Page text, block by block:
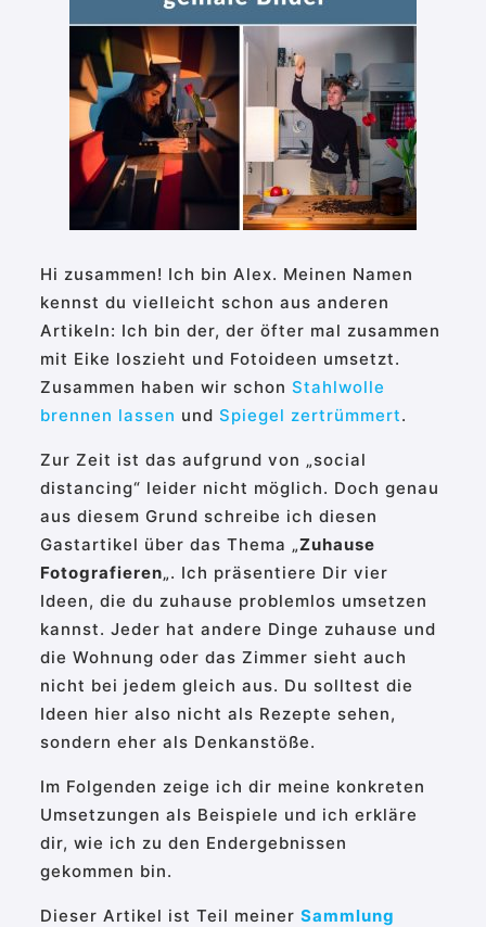
Hi zusammen! Ich bin Alex. Meinen Namen
kennst du vielleicht schon aus anderen
Artikeln: Ich bin der, der öfter mal zusammen
mit Eike loszieht und Fotoideen umsetzt.
Zusammen haben wir schon Stahlwolle
brennen lassen und Spiegel zertrümmert.
Zur Zeit ist das aufgrund von „social
distancing“ leider nicht möglich. Doch genau
aus diesem Grund schreibe ich diesen
Gastartikel über das Thema „Zuhause
Fotografieren„. Ich präsentiere Dir vier
Ideen, die du zuhause problemlos umsetzen
kannst. Jeder hat andere Dinge zuhause und
die Wohnung oder das Zimmer sieht auch
nicht bei jedem gleich aus. Du solltest die
Ideen hier also nicht als Rezepte sehen,
sondern eher als Denkanstöße.
Im Folgenden zeige ich dir meine konkreten
Umsetzungen als Beispiele und ich erkläre
dir, wie ich zu den Endergebnissen
gekommen bin.
Dieser Artikel ist Teil meiner Sammlung